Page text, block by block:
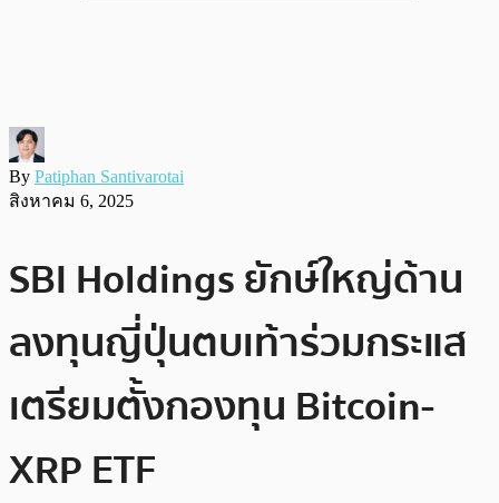
By Patiphan Santivarotai
สิงหาคม 6, 2025
SBI Holdings ยักษ์ใหญ่ด้าน
ลงทุนญี่ปุ่นตบเท้าร่วมกระแส
เตรียมตั้งกองทุน Bitcoin-
XRP ETF